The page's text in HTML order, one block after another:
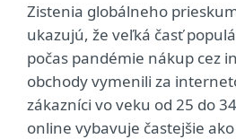
Zistenia globálneho
ukazujú, že veľká časť
počas pandémie nákup cez
obchody vymenili za
zákazníci vo veku od 25 do
online vybavuje častejšie